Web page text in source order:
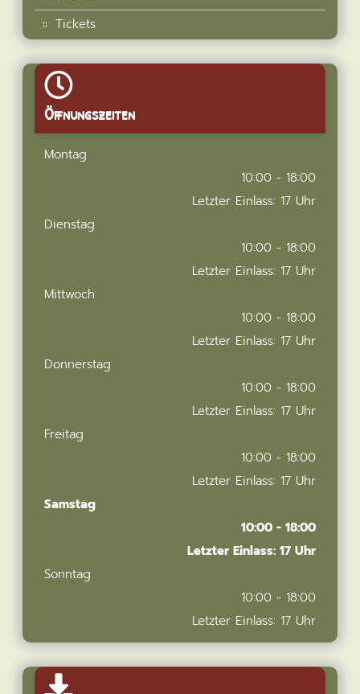
Tickets
Öffnungszeiten
Montag
10:00 - 18:00
Letzter Einlass: 17 Uhr
Dienstag
10:00 - 18:00
Letzter Einlass: 17 Uhr
Mittwoch
10:00 - 18:00
Letzter Einlass: 17 Uhr
Donnerstag
10:00 - 18:00
Letzter Einlass: 17 Uhr
Freitag
10:00 - 18:00
Letzter Einlass: 17 Uhr
Samstag
10:00 - 18:00
Letzter Einlass: 17 Uhr
Sonntag
10:00 - 18:00
Letzter Einlass: 17 Uhr